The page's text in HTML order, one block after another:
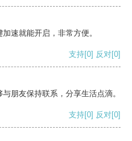
速就能开启，非常方便。
支持[0] 反对[0]
朋友保持联系，分享生活点滴。
支持[0] 反对[0]